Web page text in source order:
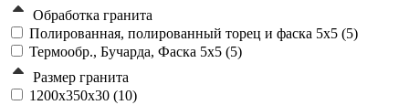
Обработка гранита
Полированная, полированный торец и фаска 5x5 (5)
Термообр., Бучарда, Фаска 5x5 (5)
Размер гранита
1200x350x30 (10)